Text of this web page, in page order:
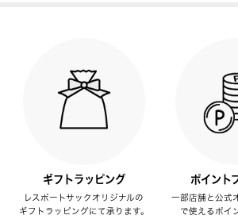
ギフトラッピング
レスポートサックオリジナルの
ギフトラッピングにて承ります。
ポイント
一部店舗と公式
で使えるポイ